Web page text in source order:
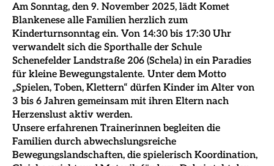
Am Sonntag, den 9. November 2025, lädt Komet
Blankenese alle Familien herzlich zum
Kinderturnsonntag ein. Von 14:30 bis 17:30 Uhr
verwandelt sich die Sporthalle der Schule
Schenefelder Landstraße 206 (Schela) in ein Paradies
für kleine Bewegungstalente. Unter dem Motto
„Spielen, Toben, Klettern“ dürfen Kinder im Alter von
3 bis 6 Jahren gemeinsam mit ihren Eltern nach
Herzenslust aktiv werden.
Unsere erfahrenen Trainerinnen begleiten die
Familien durch abwechslungsreiche
Bewegungslandschaften, die spielerisch Koordination,